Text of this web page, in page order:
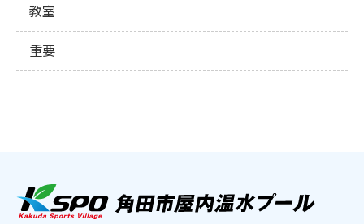
教室
重要